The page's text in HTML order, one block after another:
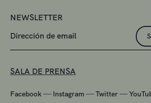
NEWSLETTER
SALA DE PRENSA
Facebook— Instagram —Twitter—